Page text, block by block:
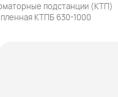
подстанции (КТП)
КТПБ 630-1000